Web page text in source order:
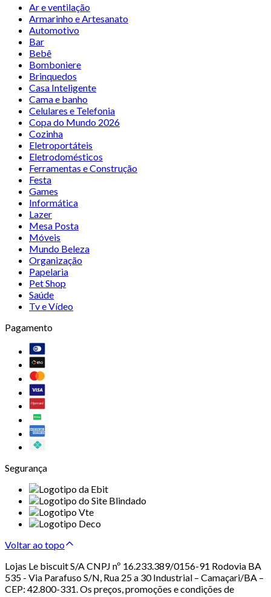
Ar e ventilação
Armarinho e Artesanato
Automotivo
Bar
Bebê
Bomboniere
Brinquedos
Casa Inteligente
Cama e banho
Celulares e Telefonia
Copa do Mundo 2026
Cozinha
Eletroportáteis
Eletrodomésticos
Ferramentas e Construção
Festa
Games
Informática
Lazer
Mesa Posta
Móveis
Mundo Beleza
Organização
Papelaria
Pet Shop
Saúde
Tv e Vídeo
Pagamento
Segurança
Voltar ao topo
Lojas Le biscuit S/A CNPJ nº 16.233.389/0156-91 Rodovia BA
535 - Via Parafuso S/N, Rua 25 a 30 Industrial – Camaçari/BA –
CEP: 42.800-331. Os preços, promoções e condições de